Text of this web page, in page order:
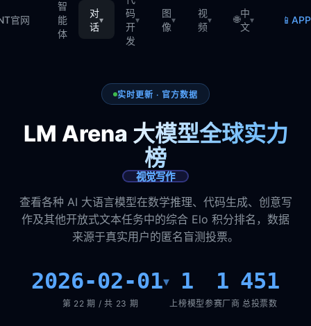
官网
智
能
体
对
话
▾
码
开
发
▾
图
像
▾
视
频
▾ 🌐
中
文
▾ 📱
实时更新 · 官方数据
LM Arena 大模型全球实力
榜
视觉写作
查看各种 AI 大语言模型在数学推理、代码生成、创意写
作及其他开放式文本任务中的综合 Elo 积分排名，数据
来源于真实用户的匿名盲测投票。
2026-02-01▾
第 22 期 / 共 23 期
1
上榜模型
1
参赛厂商
451
总投票数